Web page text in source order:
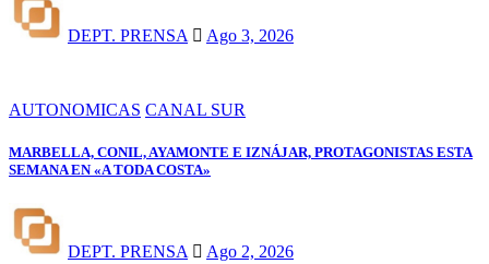
DEPT. PRENSA Ago 3, 2026
AUTONOMICAS CANAL SUR
MARBELLA, CONIL, AYAMONTE E IZNÁJAR, PROTAGONISTAS ESTA
SEMANA EN «A TODA COSTA»
DEPT. PRENSA Ago 2, 2026